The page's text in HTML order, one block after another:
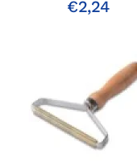
€2,24